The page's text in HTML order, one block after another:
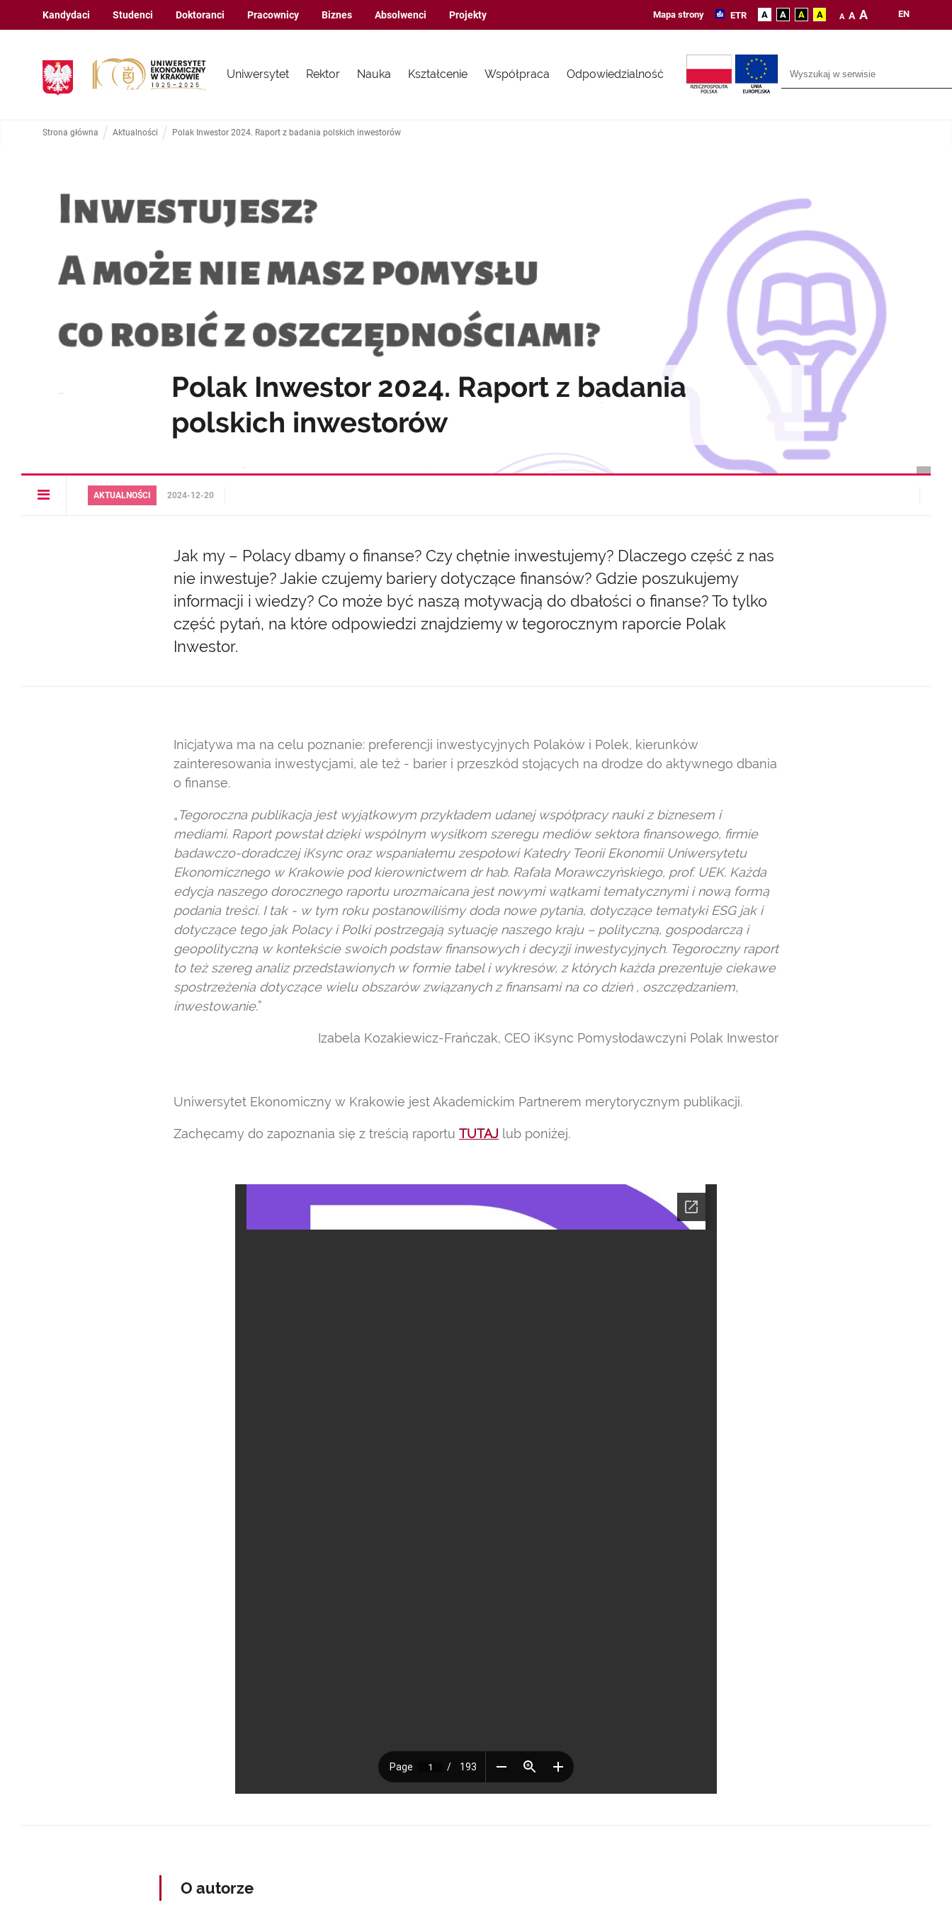
Kandydaci Studenci Doktoranci Pracownicy Biznes Absolwenci Projekty Mapa strony ETR A A A A A A A EN
Uniwersytet Rektor Nauka Kształcenie Współpraca Odpowiedzialność
Strona główna Aktualności Polak Inwestor 2024. Raport z badania polskich inwestorów
Polak Inwestor 2024. Raport z badania
polskich inwestorów
Open
AKTUALNOŚCI 2024-12-20
Jak my – Polacy dbamy o finanse? Czy chętnie inwestujemy? Dlaczego część z nas
nie inwestuje? Jakie czujemy bariery dotyczące finansów? Gdzie poszukujemy
informacji i wiedzy? Co może być naszą motywacją do dbałości o finanse? To tylko
część pytań, na które odpowiedzi znajdziemy w tegorocznym raporcie Polak
Inwestor.
Inicjatywa ma na celu poznanie: preferencji inwestycyjnych Polaków i Polek, kierunków
zainteresowania inwestycjami, ale też - barier i przeszkód stojących na drodze do aktywnego dbania
o finanse.
„Tegoroczna publikacja jest wyjątkowym przykładem udanej współpracy nauki z biznesem i
mediami. Raport powstał dzięki wspólnym wysiłkom szeregu mediów sektora finansowego, firmie
badawczo-doradczej iKsync oraz wspaniałemu zespołowi Katedry Teorii Ekonomii Uniwersytetu
Ekonomicznego w Krakowie pod kierownictwem dr hab. Rafała Morawczyńskiego, prof. UEK. Każda
edycja naszego dorocznego raportu urozmaicana jest nowymi wątkami tematycznymi i nową formą
podania treści. I tak - w tym roku postanowiliśmy doda nowe pytania, dotyczące tematyki ESG jak i
dotyczące tego jak Polacy i Polki postrzegają sytuację naszego kraju – polityczną, gospodarczą i
geopolityczną w kontekście swoich podstaw finansowych i decyzji inwestycyjnych. Tegoroczny raport
to też szereg analiz przedstawionych w formie tabel i wykresów, z których każda prezentuje ciekawe
spostrzeżenia dotyczące wielu obszarów związanych z finansami na co dzień , oszczędzaniem,
inwestowanie.”
Izabela Kozakiewicz-Frańczak, CEO iKsync Pomysłodawczyni Polak Inwestor
Uniwersytet Ekonomiczny w Krakowie jest Akademickim Partnerem merytorycznym publikacji.
Zachęcamy do zapoznania się z treścią raportu TUTAJ lub poniżej.
O autorze